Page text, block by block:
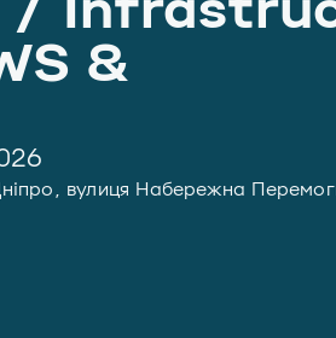
&
вулиця Набережна